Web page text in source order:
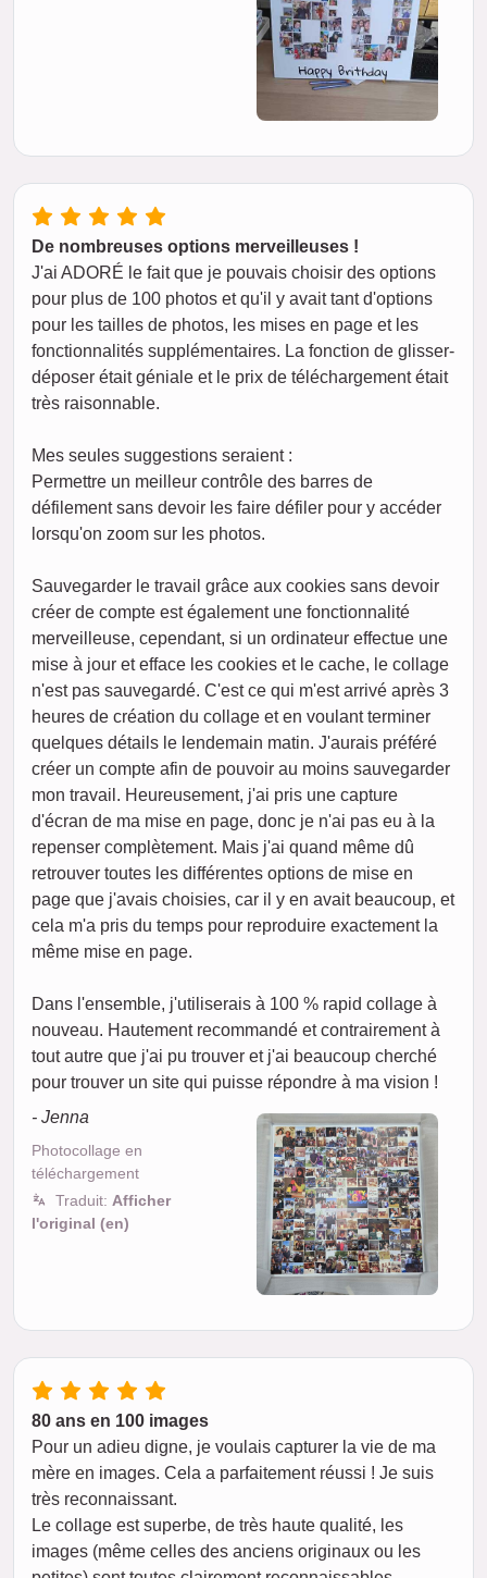
De nombreuses options merveilleuses !
J'ai ADORÉ le fait que je pouvais choisir des options
pour plus de 100 photos et qu'il y avait tant d'options
pour les tailles de photos, les mises en page et les
fonctionnalités supplémentaires. La fonction de glisser-
déposer était géniale et le prix de téléchargement était
très raisonnable.
Mes seules suggestions seraient :
Permettre un meilleur contrôle des barres de
défilement sans devoir les faire défiler pour y accéder
lorsqu'on zoom sur les photos.
Sauvegarder le travail grâce aux cookies sans devoir
créer de compte est également une fonctionnalité
merveilleuse, cependant, si un ordinateur effectue une
mise à jour et efface les cookies et le cache, le collage
n'est pas sauvegardé. C'est ce qui m'est arrivé après 3
heures de création du collage et en voulant terminer
quelques détails le lendemain matin. J'aurais préféré
créer un compte afin de pouvoir au moins sauvegarder
mon travail. Heureusement, j'ai pris une capture
d'écran de ma mise en page, donc je n'ai pas eu à la
repenser complètement. Mais j'ai quand même dû
retrouver toutes les différentes options de mise en
page que j'avais choisies, car il y en avait beaucoup, et
cela m'a pris du temps pour reproduire exactement la
même mise en page.
Dans l'ensemble, j'utiliserais à 100 % rapid collage à
nouveau. Hautement recommandé et contrairement à
tout autre que j'ai pu trouver et j'ai beaucoup cherché
pour trouver un site qui puisse répondre à ma vision !
- Jenna
Photocollage en
téléchargement
Traduit: Afficher
l'original (en)
80 ans en 100 images
Pour un adieu digne, je voulais capturer la vie de ma
mère en images. Cela a parfaitement réussi ! Je suis
très reconnaissant.
Le collage est superbe, de très haute qualité, les
images (même celles des anciens originaux ou les